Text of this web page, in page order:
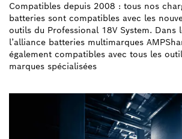
Compatibles depuis 2008 : tous nos
batteries sont compatibles avec les
outils du Professional 18V System. Dans
l’alliance batteries multimarques
également compatibles avec tous les
marques spécialisées